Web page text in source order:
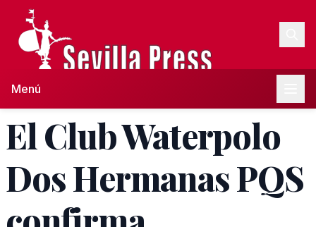
Menú
El Club Waterpolo
Dos Hermanas PQS